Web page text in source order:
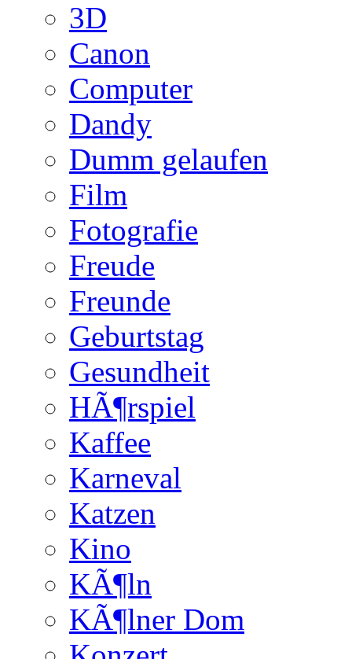
3D
Canon
Computer
Dandy
Dumm gelaufen
Film
Fotografie
Freude
Freunde
Geburtstag
Gesundheit
HÃ¶rspiel
Kaffee
Karneval
Katzen
Kino
KÃ¶ln
KÃ¶lner Dom